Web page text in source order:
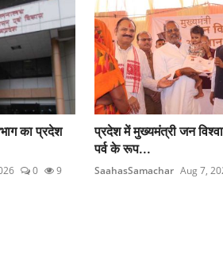
का प्रदेश
0 9
प्रदेश में मुख्यमंत्री जन
पर्व के रूप...
SaahasSamachar Aug 7,